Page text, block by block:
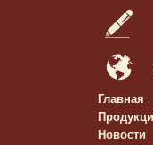
Главная
Новости